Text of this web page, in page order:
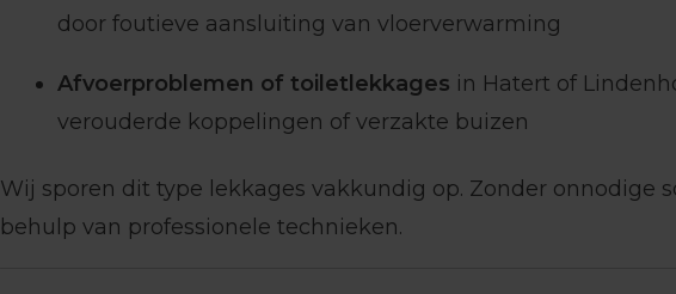
door foutieve aansluiting van vloerverwarming
Afvoerproblemen of toiletlekkages in Hatert of
verouderde koppelingen of verzakte buizen
Wij sporen dit type lekkages vakkundig op. Zonder onnodige
behulp van professionele technieken.